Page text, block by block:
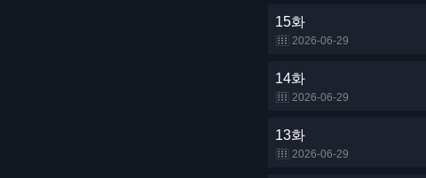
15화
2026-06-29
14화
2026-06-29
13화
2026-06-29